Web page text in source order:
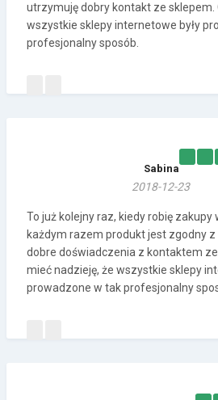
utrzymuję dobry kontakt ze sklepem.
wszystkie sklepy internetowe były
profesjonalny sposób.
Sabina
2018-12-23
To już kolejny raz, kiedy robię zakupy
każdym razem produkt jest zgodny
dobre doświadczenia z kontaktem
mieć nadzieję, że wszystkie sklepy
prowadzone w tak profesjonalny